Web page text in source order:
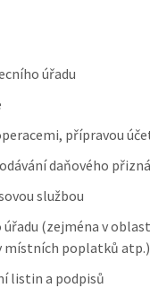
úřadu
přípravou
daňového
službou
(zejména v
místních poplatků atp.)
listin a podpisů